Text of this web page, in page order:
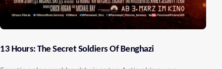
13 Hours: The Secret Soldiers Of Benghazi